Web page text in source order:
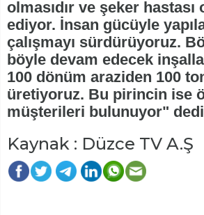
olmasıdır ve şeker
ediyor. İnsan gücüyle
çalışmayı sürdürüyoruz.
böyle devam edecek
100 dönüm araziden 100
üretiyoruz. Bu pirincin ise
müşterileri bulunuyor"
Kaynak : Düzce TV A.Ş